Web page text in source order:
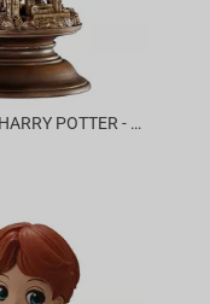
Noble Collection HARRY POTTER - Dementors Crystal Ball